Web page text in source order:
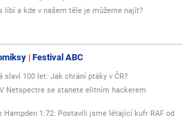
líbí a kde v našem těle je můžeme najít?
Festival ABC
100 let: Jak chrání ptáky v ČR?
Netspectre se stanete elitním hackerem
Hampden 1:72: Postavili jsme létající kufr RAF od